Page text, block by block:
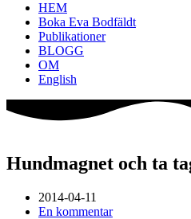
HEM
Boka Eva Bodfäldt
Publikationer
BLOGG
OM
English
Hundmagnet och ta
2014-04-11
En kommentar